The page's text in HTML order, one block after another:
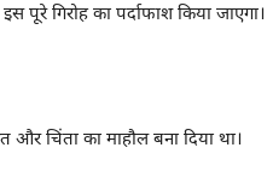
गिरोह का पर्दाफाश किया जाएगा।
चिंता का माहौल बना दिया था।